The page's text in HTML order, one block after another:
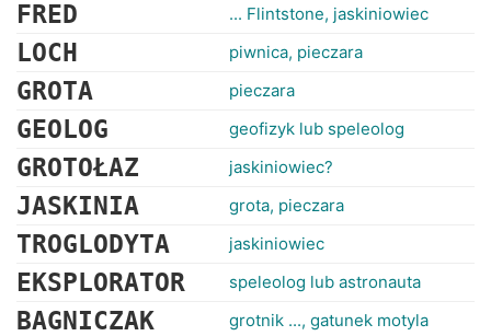
RANKINGI
FRED ... Flintstone, jaskiniowiec
LOCH piwnica, pieczara
GROTA pieczara
GEOLOG geofizyk lub speleolog
GROTOŁAZ jaskiniowiec?
JASKINIA grota, pieczara
TROGLODYTA jaskiniowiec
EKSPLORATOR speleolog lub astronauta
BAGNICZAK grotnik ..., gatunek motyla